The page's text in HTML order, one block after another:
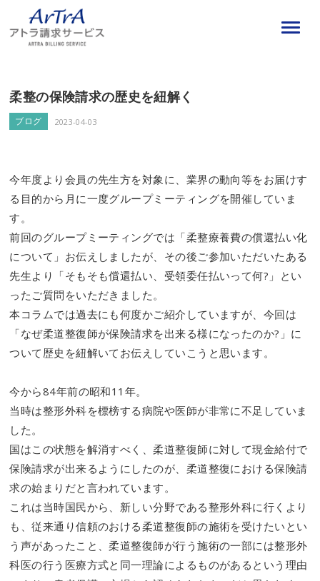
柔整の保険請求の歴史を紐解く
ブログ 2023-04-03
今年度より会員の先生方を対象に、業界の動向等をお届けす
る目的から月に一度グループミーティングを開催していま
す。
前回のグループミーティングでは「柔整療養費の償還払い化
について」お伝えしましたが、その後ご参加いただいたある
先生より「そもそも償還払い、受領委任払いって何?」とい
ったご質問をいただきました。
本コラムでは過去にも何度かご紹介していますが、今回は
「なぜ柔道整復師が保険請求を出来る様になったのか?」に
ついて歴史を紐解いてお伝えしていこうと思います。
今から84年前の昭和11年。
当時は整形外科を標榜する病院や医師が非常に不足していま
した。
国はこの状態を解消すべく、柔道整復師に対して現金給付で
保険請求が出来るようにしたのが、柔道整復における保険請
求の始まりだと言われています。
これは当時国民から、新しい分野である整形外科に行くより
も、従来通り信頼のおける柔道整復師の施術を受けたいとい
う声があったこと、柔道整復師が行う施術の一部には整形外
科医の行う医療方式と同一理論によるものがあるという理由